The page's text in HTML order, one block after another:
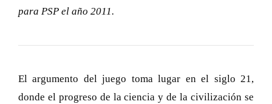
para PSP el año 2011.
El argumento del juego toma lugar en el siglo 21,
donde el progreso de la ciencia y de la civilización se